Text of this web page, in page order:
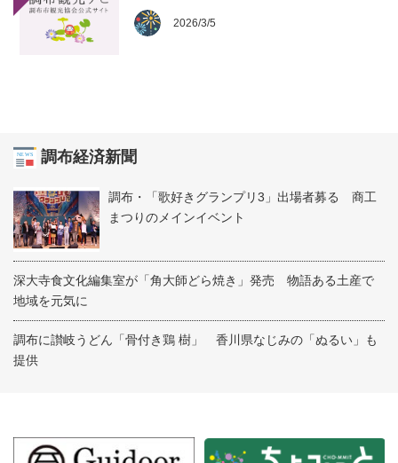
2026/3/5
調布経済新聞
調布・「歌好きグランプリ3」出場者募る 商工
まつりのメインイベント
深大寺食文化編集室が「角大師どら焼き」発売 物語ある土産で
地域を元気に
調布に讃岐うどん「骨付き鶏 樹」 香川県なじみの「ぬるい」も
提供